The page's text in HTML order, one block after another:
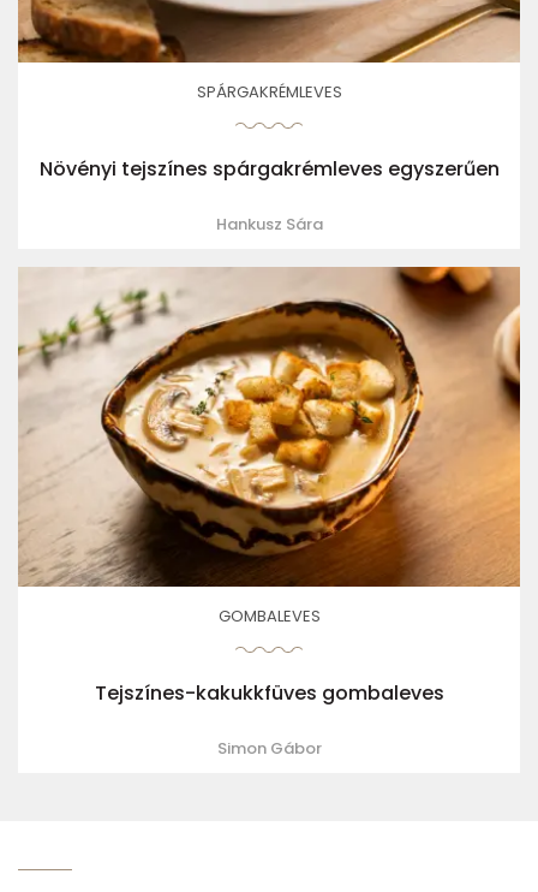
SPÁRGAKRÉMLEVES
Növényi tejszínes spárgakrémleves egyszerűen
Hankusz Sára
GOMBALEVES
Tejszínes-kakukkfüves gombaleves
Simon Gábor